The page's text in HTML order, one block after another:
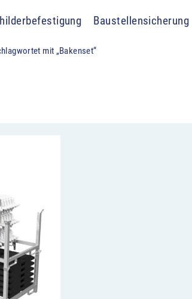
Baustellensicherung
mit „Bakenset“